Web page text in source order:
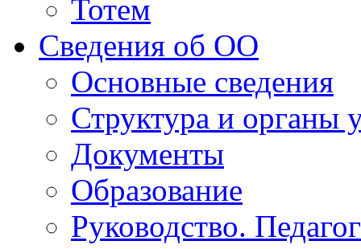
Тотем
Сведения об ОО
Основные сведения
Структура и органы
Документы
Образование
Руководство.